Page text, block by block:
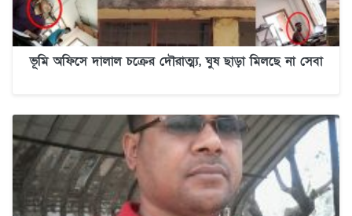
ভূমি অফিসে দালাল চক্রের দৌরাত্ম্য, ঘুষ ছাড়া মিলছে না সেবা